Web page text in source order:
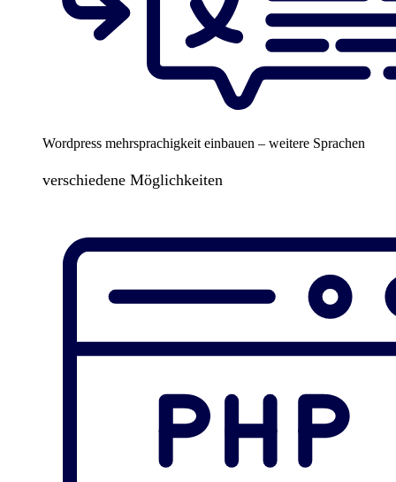
Wordpress mehrsprachigkeit einbauen – weitere Sprachen
verschiedene Möglichkeiten